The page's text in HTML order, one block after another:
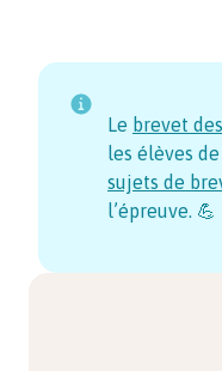
Le brevet
les élèves
sujets de
l’épreuve. 💪